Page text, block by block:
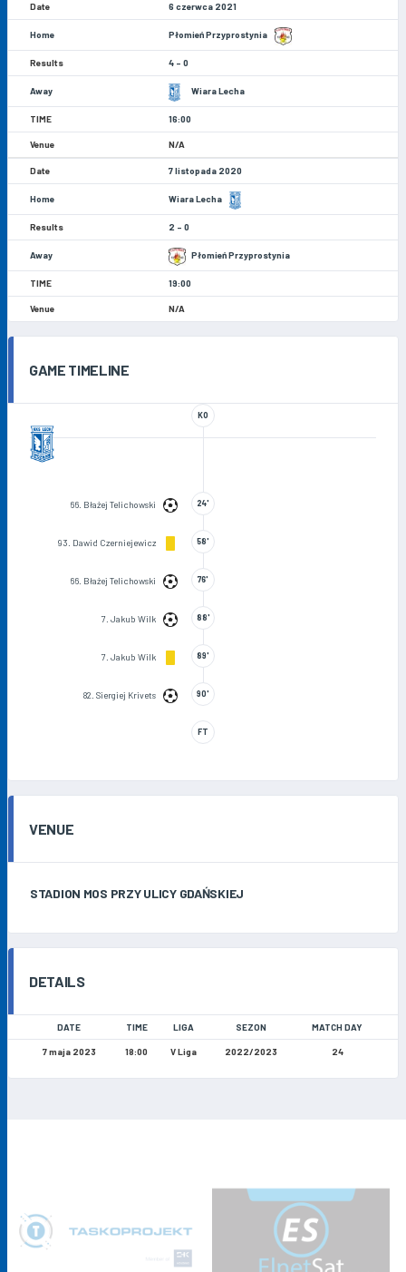
6 czerwca 2021
Płomień Przyprostynia
4 - 0
Wiara Lecha
16:00
N/A
7 listopada 2020
Wiara Lecha
2 - 0
Płomień Przyprostynia
19:00
N/A
GAME TIMELINE
KO
66. Błażej Telichowski 24'
93. Dawid Czerniejewicz 58'
66. Błażej Telichowski 76'
7. Jakub Wilk 88'
7. Jakub Wilk 89'
82. Siergiej Krivets 90'
FT
VENUE
STADION MOS PRZY ULICY GDAŃSKIEJ
DETAILS
DATE TIME LIGA SEZON MATCH DAY
7 maja 2023 18:00 V Liga 2022/2023 24